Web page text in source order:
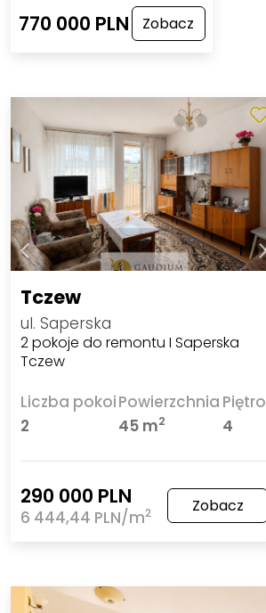
770 000 PLN Zobacz
Tczew
ul. Saperska
2 pokoje do remontu I Saperska
Tczew
Liczba pokoi
2
Powierzchnia
45 m2
Piętro
4
290 000 PLN
6 444,44 PLN/m2 Zobacz